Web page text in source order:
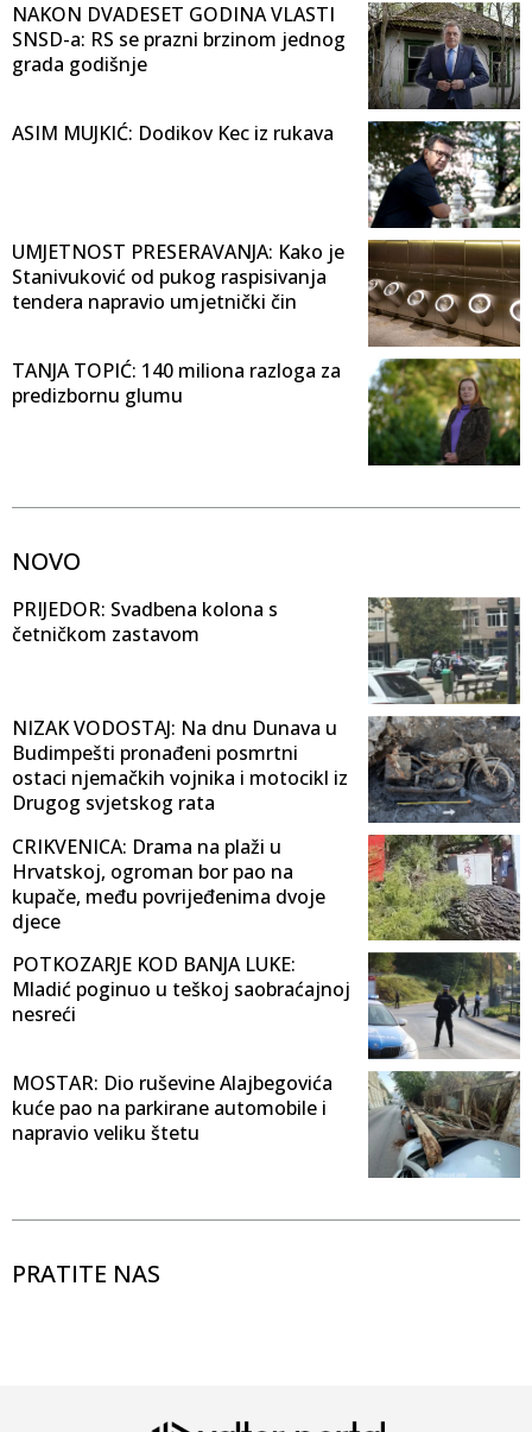
NAKON DVADESET GODINA VLASTI
SNSD-a: RS se prazni brzinom jednog
grada godišnje
ASIM MUJKIĆ: Dodikov Kec iz rukava
UMJETNOST PRESERAVANJA: Kako je
Stanivuković od pukog raspisivanja
tendera napravio umjetnički čin
TANJA TOPIĆ: 140 miliona razloga za
predizbornu glumu
NOVO
PRIJEDOR: Svadbena kolona s
četničkom zastavom
NIZAK VODOSTAJ: Na dnu Dunava u
Budimpešti pronađeni posmrtni
ostaci njemačkih vojnika i motocikl iz
Drugog svjetskog rata
CRIKVENICA: Drama na plaži u
Hrvatskoj, ogroman bor pao na
kupače, među povrijeđenima dvoje
djece
POTKOZARJE KOD BANJA LUKE:
Mladić poginuo u teškoj saobraćajnoj
nesreći
MOSTAR: Dio ruševine Alajbegovića
kuće pao na parkirane automobile i
napravio veliku štetu
PRATITE NAS